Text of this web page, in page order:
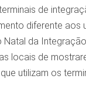
de
diferente aos
da
locais de
utilizam os